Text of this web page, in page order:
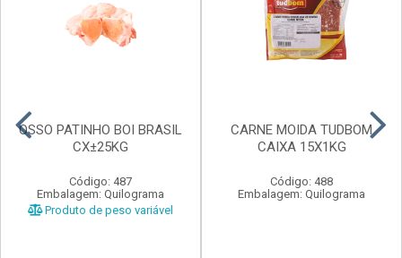
OSSO PATINHO BOI BRASIL
CX±25KG
Código: 487
Embalagem: Quilograma
Produto de peso variável
CARNE MOIDA TUDBOM
CAIXA 15X1KG
Código: 488
Embalagem: Quilograma